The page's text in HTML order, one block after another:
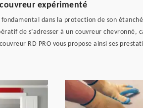
expérimenté
dans la protection de son
de s’adresser à un couvreur chevronné,
RD PRO vous propose ainsi ses